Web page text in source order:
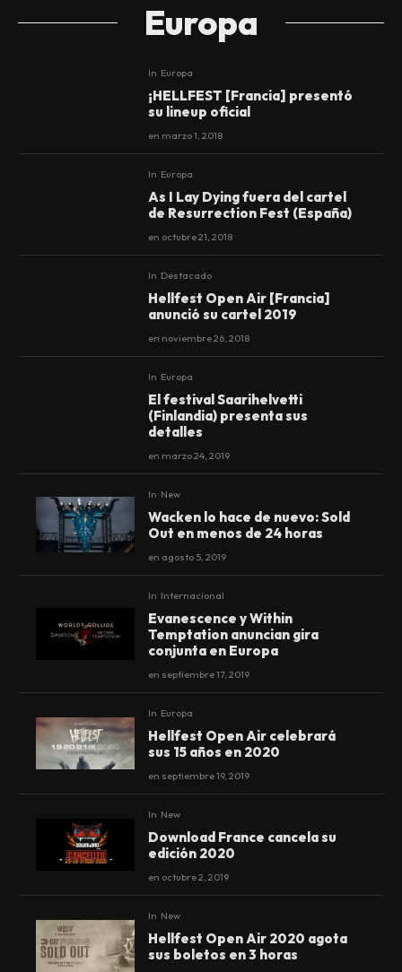
Europa
In Europa
¡HELLFEST [Francia] presentó
su lineup oficial
en marzo 1, 2018
In Europa
As I Lay Dying fuera del cartel
de Resurrection Fest (España)
en octubre 21, 2018
In Destacado
Hellfest Open Air [Francia]
anunció su cartel 2019
en noviembre 26, 2018
In Europa
El festival Saarihelvetti
(Finlandia) presenta sus
detalles
en marzo 24, 2019
In New
Wacken lo hace de nuevo: Sold
Out en menos de 24 horas
en agosto 5, 2019
In Internacional
Evanescence y Within
Temptation anuncian gira
conjunta en Europa
en septiembre 17, 2019
In Europa
Hellfest Open Air celebrará
sus 15 años en 2020
en septiembre 19, 2019
In New
Download France cancela su
edición 2020
en octubre 2, 2019
In New
Hellfest Open Air 2020 agota
sus boletos en 3 horas